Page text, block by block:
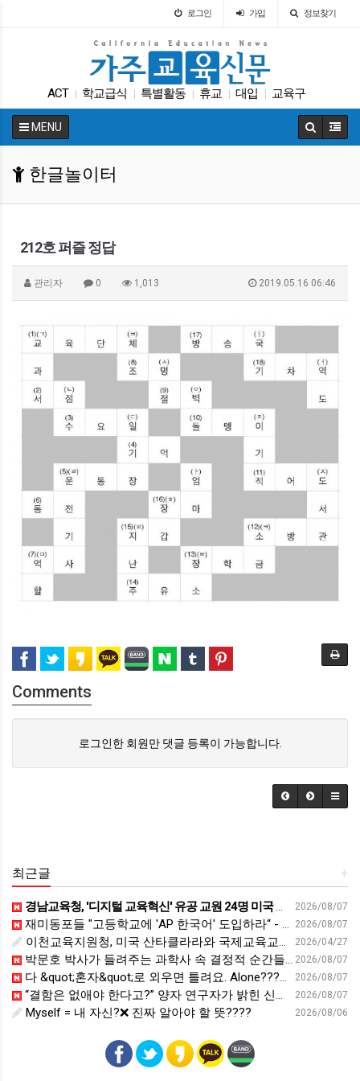
로그인 가입 정보찾기
ACT 학교급식 특별활동 휴교 대입 교육구
가주교육부 학자금 인터뷰 ACT
MENU
한글놀이터
212호 퍼즐 정답
관리자 0 1,013 2019.05.16 06:46
Comments
로그인한 회원만 댓글 등록이 가능합니다.
+
최근글
2026/08/07
경남교육청, '디지털 교육혁신' 유공 교원 24명 미국 연수 - 연합뉴스
2026/08/07
재미동포들 "고등학교에 'AP 한국어' 도입하라“ - 재외동포신문
2026/04/27
이천교육지원청, 미국 산타클라라와 국제교육교류 파트너십 회의 개최:경인투데이뉴스 - 경인투데이뉴스
2026/08/07
박문호 박사가 들려주는 과학사 속 결정적 순간들! 직관을 뛰어넘는 과학적 통찰 : 생각하는 청소년을 위한 과학 시리즈 1부(feat.박문호 박사)
2026/08/07
다 &quot;혼자&quot;로 외우면 틀려요. Alone????By myself????On my own
2026/08/07
“결함은 없애야 한다고?” 양자 연구자가 밝힌 신비: 없애려던 흠이 무기가 되는 방법 | 이정현 KIST 양자기술연구단 선임연구원 | 양자 컴퓨터 인생 | 세바시 2121회
2026/08/06
Myself = 내 자신?❌ 진짜 알아야 할 뜻????